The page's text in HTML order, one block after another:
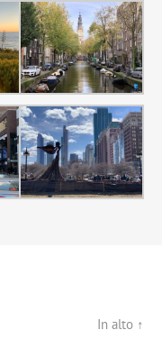
In alto ↑